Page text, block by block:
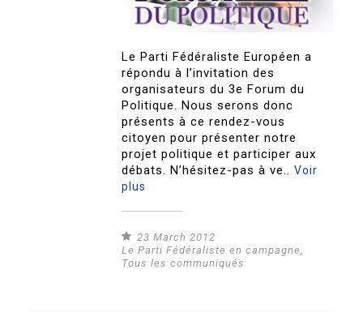
Le Parti Fédéraliste Européen a
répondu à l’invitation des
organisateurs du 3e Forum du
Politique. Nous serons donc
présents à ce rendez-vous
citoyen pour présenter notre
projet politique et participer aux
débats. N’hésitez-pas à ve..Voir
plus
23 March 2012
Le Parti Fédéraliste en campagne
Tous les communiqués